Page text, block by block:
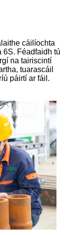
cáilíochta
6S. Féadfaidh tú
na tairiscintí
tuarascáil
páirtí ar fáil.